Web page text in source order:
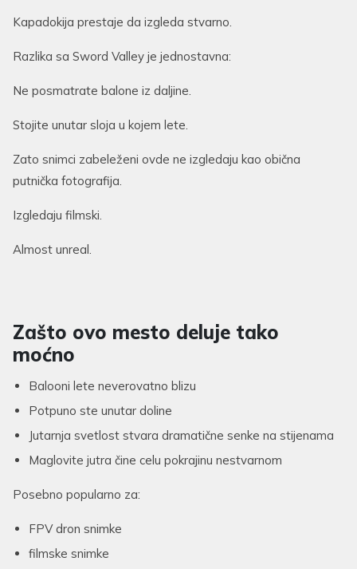
Kapadokija prestaje da izgleda stvarno.
Razlika sa Sword Valley je jednostavna:
Ne posmatrate balone iz daljine.
Stojite unutar sloja u kojem lete.
Zato snimci zabeleženi ovde ne izgledaju kao obična
putnička fotografija.
Izgledaju filmski.
Almost unreal.
Zašto ovo mesto deluje tako
moćno
Balooni lete neverovatno blizu
Potpuno ste unutar doline
Jutarnja svetlost stvara dramatične senke na stijenama
Maglovite jutra čine celu pokrajinu nestvarnom
Posebno popularno za:
FPV dron snimke
filmske snimke